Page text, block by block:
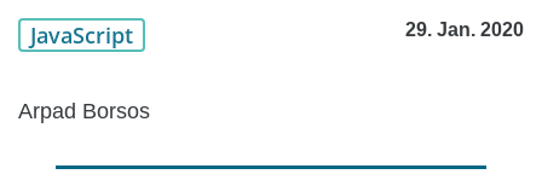
JavaScript 29. Jan. 2020
Arpad Borsos